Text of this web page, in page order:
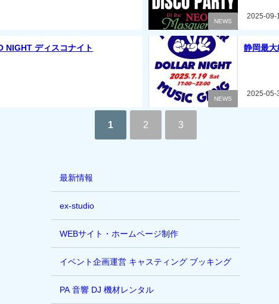
NEWS
2025-09-
NIGHT ディスコナイト
NEWS
静岡最
2025-05-
1 2 3
最新情報
ex-studio
WEBサイト・ホームページ制作
イベント企画運営 キャスティング ブッキング
PA 音響 DJ 機材レンタル